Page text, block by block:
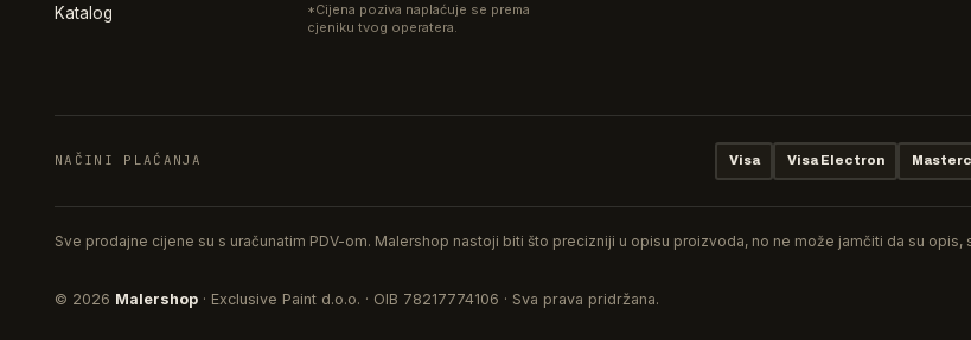
Katalog
*Cijena poziva naplaćuje se prema
cjeniku tvog operatera.
NAČINI PLAĆANJA Visa Visa Electron
Sve prodajne cijene su s uračunatim PDV-om. Malershop nastoji biti što precizniji u opisu proizvoda, no ne može jamčiti da su
© 2026 Malershop · Exclusive Paint d.o.o. · OIB 78217774106 · Sva prava pridržana.